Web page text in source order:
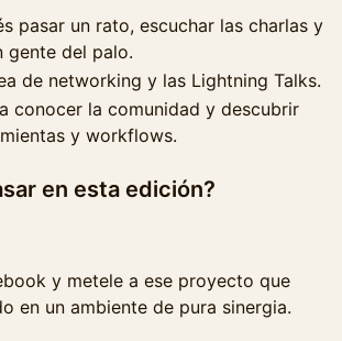
pasar un rato, escuchar las charlas y
gente del palo.
de networking y las Lightning Talks.
conocer la comunidad y descubrir
y workflows.
en esta edición?
y metele a ese proyecto que
en un ambiente de pura sinergia.